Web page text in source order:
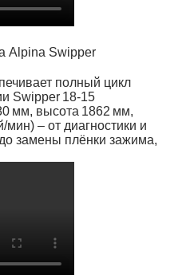
Alpina Swipper
полный цикл
Swipper 18‑15
мм, высота 1862 мм,
мин) – от диагностики и
замены плёнки зажима,